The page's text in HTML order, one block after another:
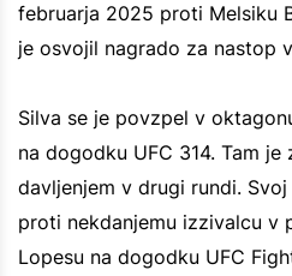
februarja 2025 proti Melsiku
je osvojil nagrado za nastop
Silva se je povzpel v
na dogodku UFC 314. Tam je
davljenjem v drugi rundi.
proti nekdanjemu izzivalcu v
Lopesu na dogodku UFC